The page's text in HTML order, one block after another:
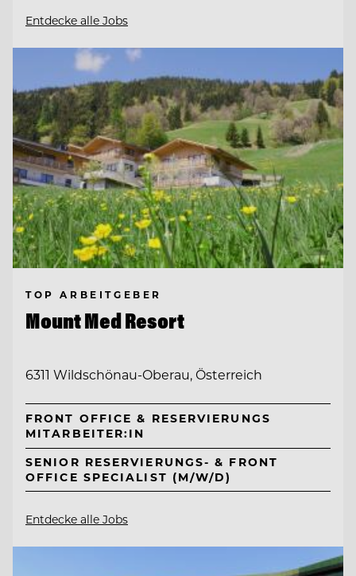
Entdecke alle Jobs
TOP ARBEITGEBER
Mount Med Resort
6311 Wildschönau-Oberau, Österreich
FRONT OFFICE & RESERVIERUNGS
MITARBEITER:IN
SENIOR RESERVIERUNGS- & FRONT
OFFICE SPECIALIST (M/W/D)
Entdecke alle Jobs